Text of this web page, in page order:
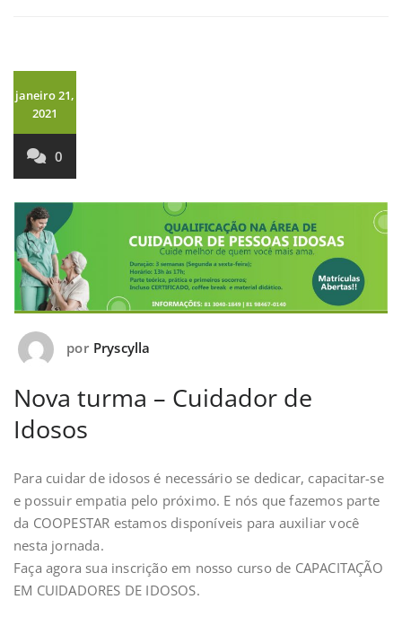
janeiro 21,
2021
0
por Pryscylla
Nova turma – Cuidador de
Idosos
Para cuidar de idosos é necessário se dedicar, capacitar-se
e possuir empatia pelo próximo. E nós que fazemos parte
da COOPESTAR estamos disponíveis para auxiliar você
nesta jornada.
Faça agora sua inscrição em nosso curso de CAPACITAÇÃO
EM CUIDADORES DE IDOSOS.